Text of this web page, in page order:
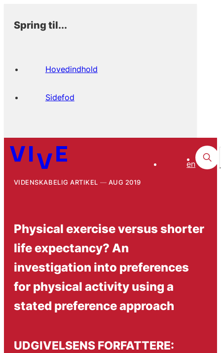
Spring til...
Hovedindhold
Sidefod
en
VIDENSKABELIG ARTIKEL AUG 2019
Physical exercise versus shorter
life expectancy? An
investigation into preferences
for physical activity using a
stated preference approach
UDGIVELSENS FORFATTERE: